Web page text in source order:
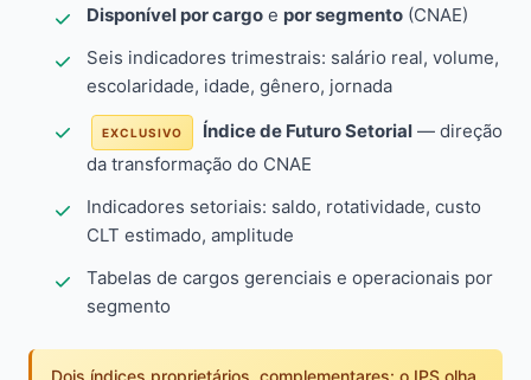
Disponível por cargo e por segmento (CNAE)
Seis indicadores trimestrais: salário real, volume,
escolaridade, idade, gênero, jornada
EXCLUSIVO Índice de Futuro Setorial — direção
da transformação do CNAE
Indicadores setoriais: saldo, rotatividade, custo
CLT estimado, amplitude
Tabelas de cargos gerenciais e operacionais por
segmento
Dois índices proprietários, complementares: o IPS olha